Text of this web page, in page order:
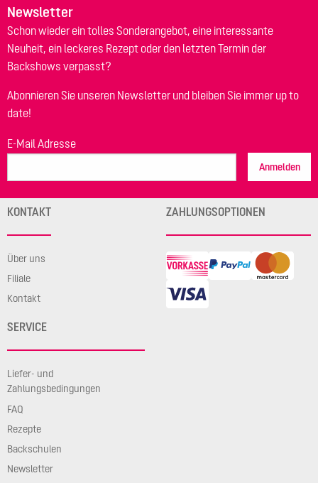
Newsletter
Schon wieder ein tolles Sonderangebot, eine interessante
Neuheit, ein leckeres Rezept oder den letzten Termin der
Backshows verpasst?
Abonnieren Sie unseren Newsletter und bleiben Sie immer up to
date!
E-Mail Adresse
Anmelden
KONTAKT
Über uns
Filiale
Kontakt
SERVICE
Liefer- und
Zahlungsbedingungen
FAQ
Rezepte
Backschulen
Newsletter
ZAHLUNGSOPTIONEN